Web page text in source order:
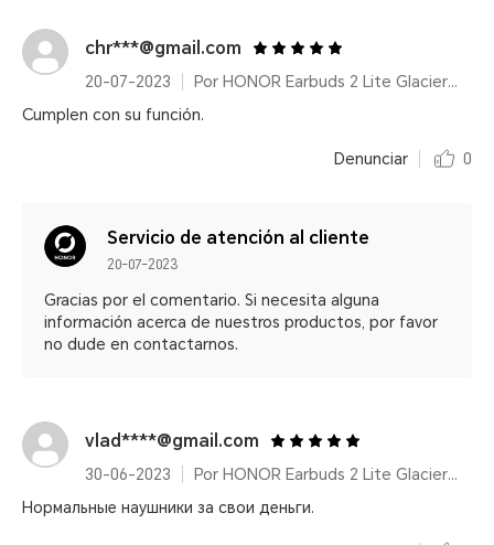
chr***@gmail.com
20-07-2023
Por HONOR Earbuds 2 Lite Glacier White
Cumplen con su función.
Denunciar 0
Servicio de atención al cliente
20-07-2023
Gracias por el comentario. Si necesita alguna
información acerca de nuestros productos, por favor
no dude en contactarnos.
vlad****@gmail.com
30-06-2023
Por HONOR Earbuds 2 Lite Glacier White
Нормальные наушники за свои деньги.